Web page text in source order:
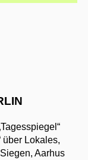
über Lokales,
Aarhus